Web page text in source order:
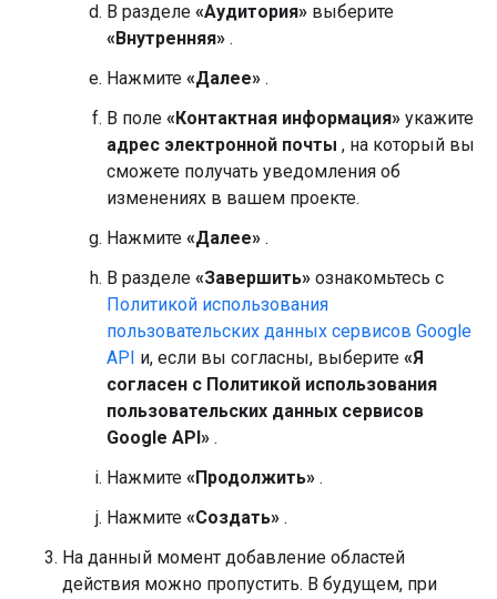
В разделе «Аудитория» выберите
«Внутренняя» .
Нажмите «Далее» .
В поле «Контактная информация» укажите
адрес электронной почты , на который вы
сможете получать уведомления об
изменениях в вашем проекте.
Нажмите «Далее» .
В разделе «Завершить» ознакомьтесь с
Политикой использования
пользовательских данных сервисов Google
API и, если вы согласны, выберите «Я
согласен с Политикой использования
пользовательских данных сервисов
Google API» .
Нажмите «Продолжить» .
Нажмите «Создать» .
На данный момент добавление областей
действия можно пропустить. В будущем, при